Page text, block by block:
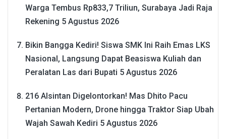
Warga Tembus Rp833,7 Triliun, Surabaya Jadi Raja
Rekening 5 Agustus 2026
Bikin Bangga Kediri! Siswa SMK Ini Raih Emas LKS
Nasional, Langsung Dapat Beasiswa Kuliah dan
Peralatan Las dari Bupati 5 Agustus 2026
216 Alsintan Digelontorkan! Mas Dhito Pacu
Pertanian Modern, Drone hingga Traktor Siap Ubah
Wajah Sawah Kediri 5 Agustus 2026